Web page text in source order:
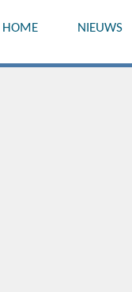
HOME NIEUWS